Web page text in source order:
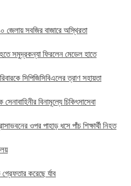
১০ জেলায় সবজির বাজারে অস্থিরতা
সমুদ্রকন্যা ফিরলেন মেডেল হাতে
সিপিজিসিবিএলের ত্রাণ সহায়তা
বিনামূল্যে চিকিৎসাসেবা
ওপর পাহাড় ধসে পাঁচ শিক্ষার্থী নিহত
করেছে র্যাব